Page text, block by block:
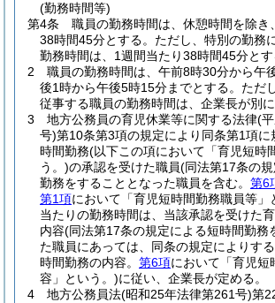
(勤務時間等)
第4条
職員の勤務時間は、休憩時間を除き
38時間45分とする。 ただし、特別の勤務
勤務時間は、1週間当たり38時間45分とす
2
職員の勤務時間は、午前8時30分から午
後1時から午後5時15分までとする。 ただ
従事する職員の勤務時間は、企業長が別に
3
地方公務員の育児休業等に関する法律(
号)第10条第3項の規定により同条第1項に
時間勤務(以下この項において「育児短時
う。)の承認を受けた職員(同法第17条の
勤務をすることとなった職員を含む。 第6
第1項において「育児短時間勤務職員等」
当たりの勤務時間は、当該承認を受けた
内容(同法第17条の規定による短時間勤務
た職員にあっては、同条の規定によりす
時間勤務の内容。 第6項において「育児短
容」という。)に従い、企業長が定める。
4
地方公務員法(昭和25年法律第261号)第